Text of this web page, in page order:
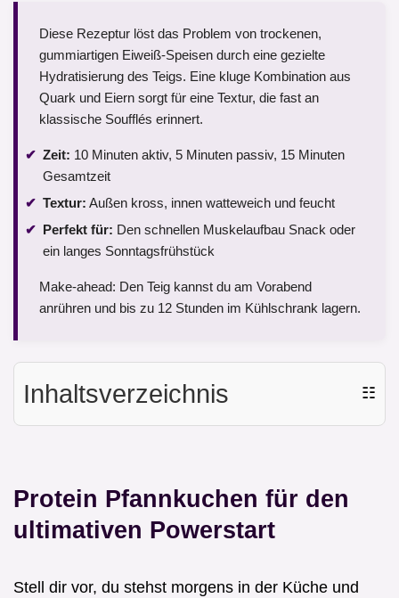
Diese Rezeptur löst das Problem von trockenen,
gummiartigen Eiweiß-Speisen durch eine gezielte
Hydratisierung des Teigs. Eine kluge Kombination aus
Quark und Eiern sorgt für eine Textur, die fast an
klassische Soufflés erinnert.
Zeit: 10 Minuten aktiv, 5 Minuten passiv, 15 Minuten
Gesamtzeit
Textur: Außen kross, innen watteweich und feucht
Perfekt für: Den schnellen Muskelaufbau Snack oder
ein langes Sonntagsfrühstück
Make-ahead: Den Teig kannst du am Vorabend
anrühren und bis zu 12 Stunden im Kühlschrank lagern.
Inhaltsverzeichnis ☷
Protein Pfannkuchen für den
ultimativen Powerstart
Stell dir vor, du stehst morgens in der Küche und